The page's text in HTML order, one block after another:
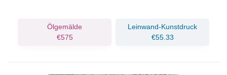
Ölgemälde
€575
Leinwand-Kunstdruck
€55.33